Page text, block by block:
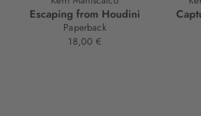
Escaping from Houdini
Paperback
18,00 €